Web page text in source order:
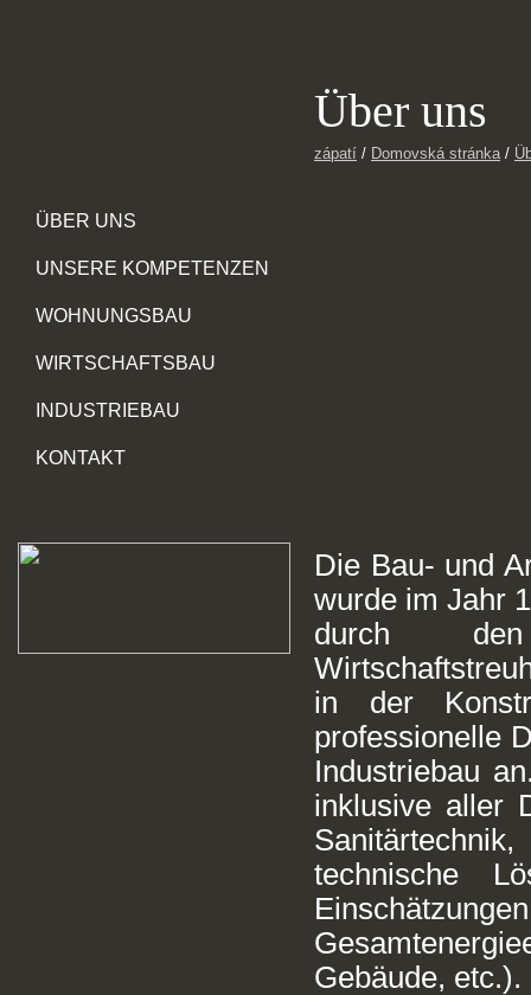
Über uns
zápatí / Domovská stránka/
ÜBER UNS
UNSERE KOMPETENZEN
WOHNUNGSBAU
WIRTSCHAFTSBAU
INDUSTRIEBAU
KONTAKT
Die Bau- und
wurde im Jahr
durch
in der
professionelle
Industriebau
inklusive aller
Sanitärtechnik,
technische
Gebäude, etc.).